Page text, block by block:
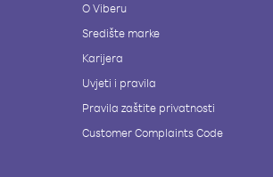
O Viberu
Središte marke
Karijera
Uvjeti i pravila
Pravila zaštite privatnosti
Customer Complaints Code